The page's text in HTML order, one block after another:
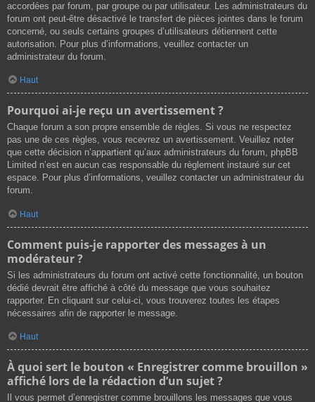
accordées par forum, par groupe ou par utilisateur. Les administrateurs du
forum ont peut-être désactivé le transfert de pièces jointes dans le forum
concerné, ou seuls certains groupes d’utilisateurs détiennent cette
autorisation. Pour plus d’informations, veuillez contacter un
administrateur du forum.
Haut
Pourquoi ai-je reçu un avertissement ?
Chaque forum a son propre ensemble de règles. Si vous ne respectez
pas une de ces règles, vous recevrez un avertissement. Veuillez noter
que cette décision n’appartient qu’aux administrateurs du forum, phpBB
Limited n’est en aucun cas responsable du règlement instauré sur cet
espace. Pour plus d’informations, veuillez contacter un administrateur du
forum.
Haut
Comment puis-je rapporter des messages à un
modérateur ?
Si les administrateurs du forum ont activé cette fonctionnalité, un bouton
dédié devrait être affiché à côté du message que vous souhaitez
rapporter. En cliquant sur celui-ci, vous trouverez toutes les étapes
nécessaires afin de rapporter le message.
Haut
À quoi sert le bouton « Enregistrer comme brouillon »
affiché lors de la rédaction d’un sujet ?
Il vous permet d’enregistrer comme brouillons les messages que vous